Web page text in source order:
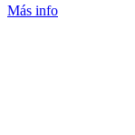
Más info